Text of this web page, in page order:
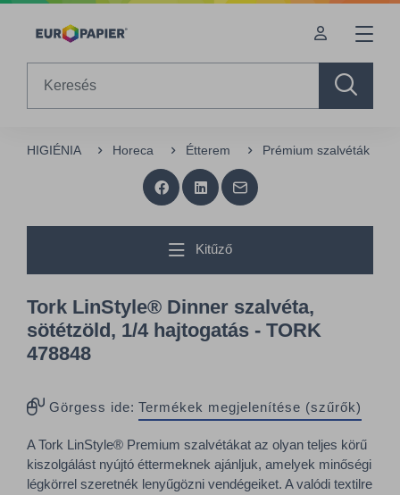
Table Of Content
HIGIÉNIA Horeca Étterem Prémium szalvéták
Kitűző
Tork LinStyle® Dinner szalvéta,
sötétzöld, 1/4 hajtogatás - TORK
478848
Görgess ide: Termékek megjelenítése (szűrők)
A Tork LinStyle® Premium szalvétákat az olyan teljes körű
kiszolgálást nyújtó éttermeknek ajánljuk, amelyek minőségi
légkörrel szeretnék lenyűgözni vendégeiket. A valódi textilre